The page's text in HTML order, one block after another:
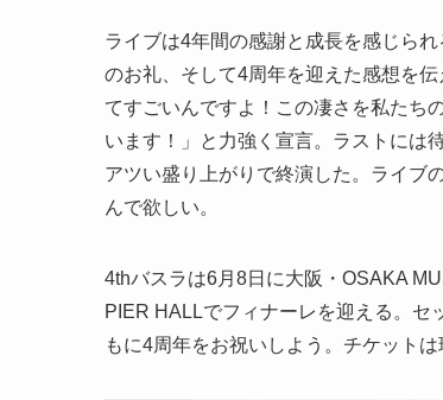
ライブは4年間の感謝と成長を感じら
のお礼、そして4周年を迎えた感想を
てすごいんですよ！この凄さを私たち
います！」と力強く宣言。ラストには
アツい盛り上がりで終演した。ライブ
んで欲しい。
4thバスラは6月8日に大阪・OSAKA
PIER HALLでフィナーレを迎える。セ
もに4周年をお祝いしよう。チケットは